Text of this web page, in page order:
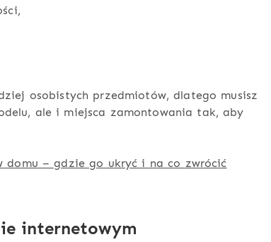
osobistych przedmiotów, dlatego musisz
ale i miejsca zamontowania tak, aby
domu – gdzie go ukryć i na co zwrócić
internetowym